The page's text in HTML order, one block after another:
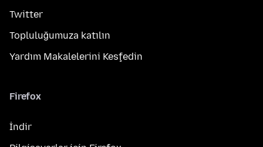
Twitter
Topluluğumuza katılın
Yardım Makalelerini Keşfedin
Firefox
İndir